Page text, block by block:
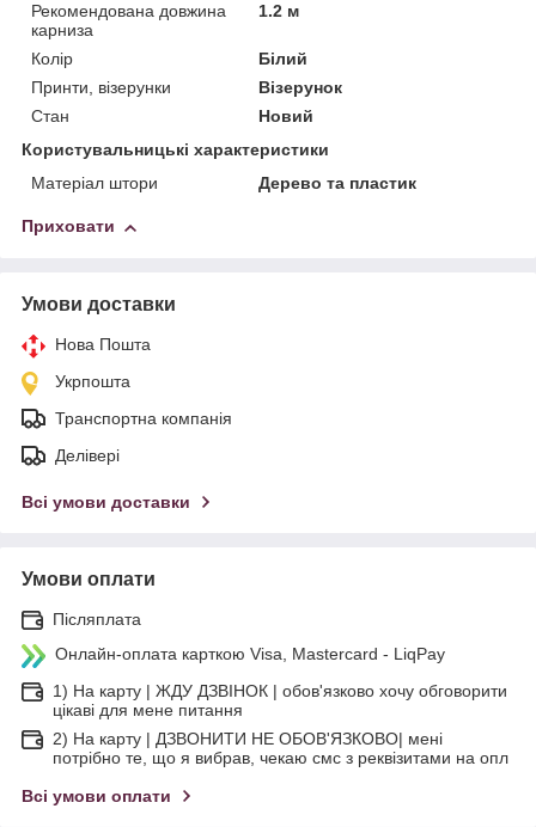
Рекомендована довжина
карниза
1.2 м
Колір
Білий
Принти, візерунки
Візерунок
Стан
Новий
Користувальницькі характеристики
Матеріал штори
Дерево та пластик
Приховати
Умови доставки
Нова Пошта
Укрпошта
Транспортна компанія
Делівері
Всі умови доставки
Умови оплати
Післяплата
Онлайн-оплата карткою Visa, Mastercard - LiqPay
1) На карту | ЖДУ ДЗВІНОК | обов'язково хочу обговорити
цікаві для мене питання
2) На карту | ДЗВОНИТИ НЕ ОБОВ'ЯЗКОВО| мені
потрібно те, що я вибрав, чекаю смс з реквізитами на опл
Всі умови оплати